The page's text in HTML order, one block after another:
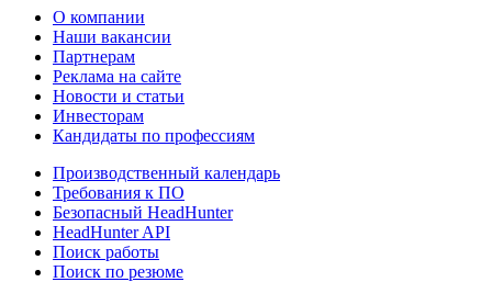
О компании
Наши вакансии
Партнерам
Реклама на сайте
Новости и статьи
Инвесторам
Кандидаты по профессиям
Производственный календарь
Требования к ПО
Безопасный HeadHunter
HeadHunter API
Поиск работы
Поиск по резюме